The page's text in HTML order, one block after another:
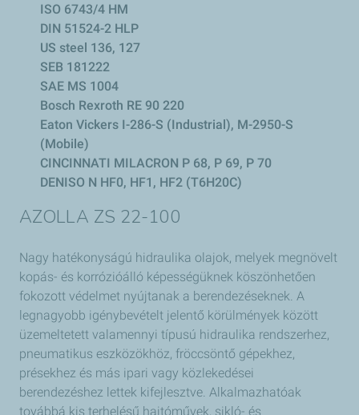
ISO 6743/4 HM
DIN 51524-2 HLP
US steel 136, 127
SEB 181222
SAE MS 1004
Bosch Rexroth RE 90 220
Eaton Vickers I-286-S (Industrial), M-2950-S
(Mobile)
CINCINNATI MILACRON P 68, P 69, P 70
DENISO N HF0, HF1, HF2 (T6H20C)
AZOLLA ZS 22-100
Nagy hatékonyságú hidraulika olajok, melyek megnövelt
kopás- és korrózióálló képességüknek köszönhetően
fokozott védelmet nyújtanak a berendezéseknek. A
legnagyobb igénybevételt jelentő körülmények között
üzemeltetett valamennyi típusú hidraulika rendszerhez,
pneumatikus eszközökhöz, fröccsöntő gépekhez,
présekhez és más ipari vagy közlekedései
berendezéshez lettek kifejlesztve. Alkalmazhatóak
továbbá kis terhelésű hajtóművek, sikló- és